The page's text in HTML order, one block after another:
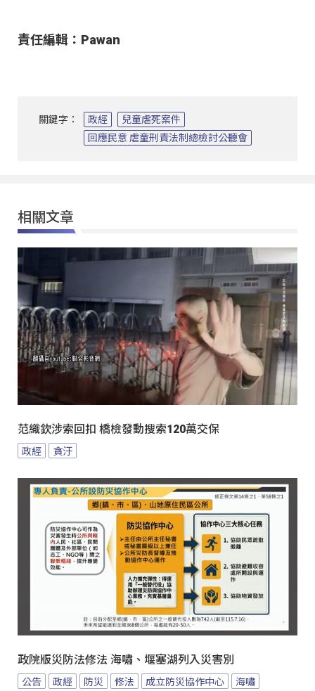
責任編輯：Pawan
關鍵字： 政經
兒童虐死案件
回應民意 虐童刑責法制總檢討公聽會
相關文章
范織欽涉索回扣 橋檢發動搜索120萬交保
政經 貪汙
政院版災防法修法 海嘯、堰塞湖列入災害別
公告 政經 防災 修法 成立防災協作中心
海嘯